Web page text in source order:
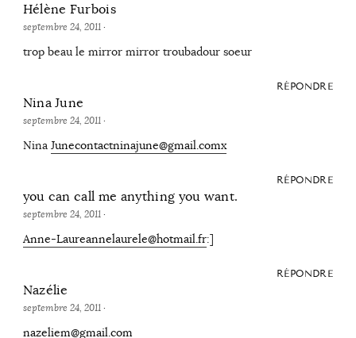
Hélène Furbois
septembre 24, 2011·
trop beau le mirror mirror troubadour soeur
RÉPONDRE
Nina June
septembre 24, 2011·
Nina Junecontactninajune@gmail.comx
RÉPONDRE
you can call me anything you want.
septembre 24, 2011·
Anne-Laureannelaurele@hotmail.fr:]
RÉPONDRE
Nazélie
septembre 24, 2011·
nazeliem@gmail.com